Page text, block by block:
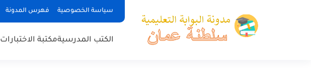
سياسة الخصوصية فهرس المدونة
الكتب المدرسيةمكتبة الاختبارات